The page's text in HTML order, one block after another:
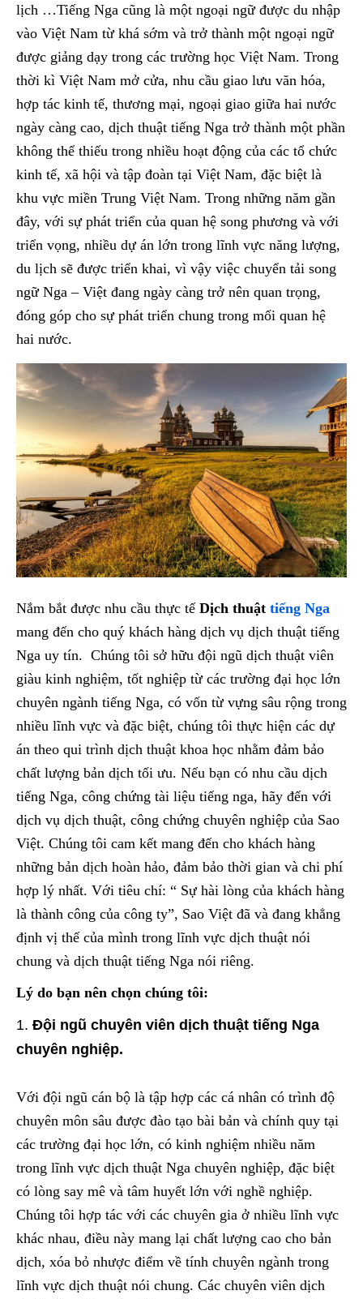
lịch …Tiếng Nga cũng là một ngoại ngữ được du nhập
vào Việt Nam từ khá sớm và trở thành một ngoại ngữ
được giảng dạy trong các trường học Việt Nam. Trong
thời kì Việt Nam mở cửa, nhu cầu giao lưu văn hóa,
hợp tác kinh tế, thương mại, ngoại giao giữa hai nước
ngày càng cao, dịch thuật tiếng Nga trở thành một phần
không thể thiếu trong nhiều hoạt động của các tổ chức
kinh tế, xã hội và tập đoàn tại Việt Nam, đặc biệt là
khu vực miền Trung Việt Nam. Trong những năm gần
đây, với sự phát triển của quan hệ song phương và với
triển vọng, nhiều dự án lớn trong lĩnh vực năng lượng,
du lịch sẽ được triển khai, vì vậy việc chuyển tải song
ngữ Nga – Việt đang ngày càng trở nên quan trọng,
đóng góp cho sự phát triển chung trong mối quan hệ
hai nước.
Nắm bắt được nhu cầu thực tế Dịch thuật tiếng Nga
mang đến cho quý khách hàng dịch vụ dịch thuật tiếng
Nga uy tín. Chúng tôi sở hữu đội ngũ dịch thuật viên
giàu kinh nghiệm, tốt nghiệp từ các trường đại học lớn
chuyên ngành tiếng Nga, có vốn từ vựng sâu rộng trong
nhiều lĩnh vực và đặc biệt, chúng tôi thực hiện các dự
án theo qui trình dịch thuật khoa học nhằm đảm bảo
chất lượng bản dịch tối ưu. Nếu bạn có nhu cầu dịch
tiếng Nga, công chứng tài liệu tiếng nga, hãy đến với
dịch vụ dịch thuật, công chứng chuyên nghiệp của Sao
Việt. Chúng tôi cam kết mang đến cho khách hàng
những bản dịch hoàn hảo, đảm bảo thời gian và chi phí
hợp lý nhất. Với tiêu chí: “ Sự hài lòng của khách hàng
là thành công của công ty”, Sao Việt đã và đang khẳng
định vị thế của mình trong lĩnh vực dịch thuật nói
chung và dịch thuật tiếng Nga nói riêng.
Lý do bạn nên chọn chúng tôi:
Đội ngũ chuyên viên dịch thuật tiếng Nga
chuyên nghiệp.
Với đội ngũ cán bộ là tập hợp các cá nhân có trình độ
chuyên môn sâu được đào tạo bài bản và chính quy tại
các trường đại học lớn, có kinh nghiệm nhiều năm
trong lĩnh vực dịch thuật Nga chuyên nghiệp, đặc biệt
có lòng say mê và tâm huyết lớn với nghề nghiệp.
Chúng tôi hợp tác với các chuyên gia ở nhiều lĩnh vực
khác nhau, điều này mang lại chất lượng cao cho bản
dịch, xóa bỏ nhược điểm về tính chuyên ngành trong
lĩnh vực dịch thuật nói chung. Các chuyên viên dịch